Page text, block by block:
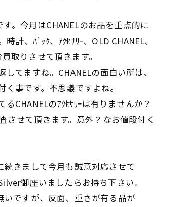
。今月はCHANELのお品を重点的に
計、ﾊﾞｯｸ、ｱｸｾｻﾘｰ、OLD CHANEL、
取りさせて頂きます。
してますね。CHANELの面白い所は、
く事です。不思議ですよね。
るCHANELのｱｸｾｻﾘｰは有りませんか？
させて頂きます。意外？なお値段付く
きまして今月も誠意対応させて
御座いましたらお持ち下さい。
ですが、反面、重さが有る品が